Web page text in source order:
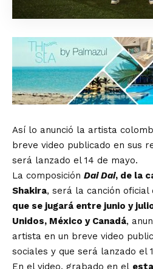
Así lo anunció la artista
breve video publicado en sus
será lanzado el 14 de mayo.
La composición Dai Dai, de la
Shakira, será la canción oficial
que se jugará entre junio y
Unidos, México y Canadá,
artista en un breve video
sociales y que será lanzado el
En el video, grabado en el